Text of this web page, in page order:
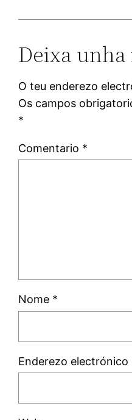
Deixa unha
O teu enderezo
Os campos
*
Comentario *
Nome *
Enderezo electrónico